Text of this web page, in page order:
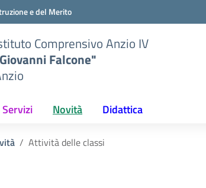
e del Merito
Comprensivo Anzio IV
Falcone"
Servizi Novità Didattica
Attività delle classi